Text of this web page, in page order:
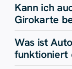
Kann ich
Girokarte
Was ist
funktioniert